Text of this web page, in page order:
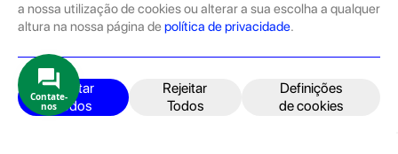
a nossa utilização de cookies ou alterar a sua escolha a qualquer
altura na nossa página de política de privacidade.
Aceitar
Todos
Rejeitar
Todos
Definições
de cookies
Os seminovos são sempre sujeitos a uma inspeção rigorosa
pelas equipas técnicas que connosco trabalham.
Produtos e Serviços
iPhone
iPad
Contate-
nos